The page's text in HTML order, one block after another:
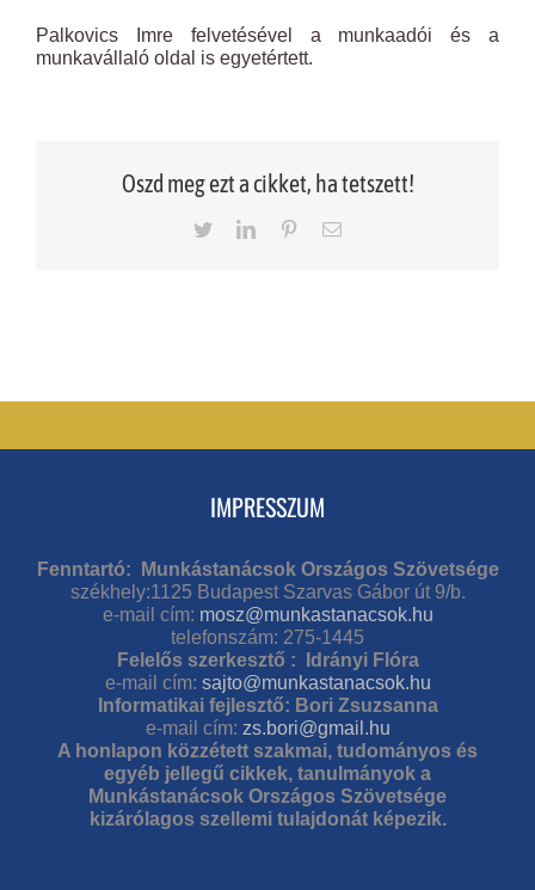
Palkovics Imre felvetésével a munkaadói és a
munkavállaló oldal is egyetértett.
Oszd meg ezt a cikket, ha tetszett!
TwitterLinkedInPinterestEmail
IMPRESSZUM
Fenntartó: Munkástanácsok Országos Szövetsége
székhely:1125 Budapest Szarvas Gábor út 9/b.
e-mail cím: mosz@munkastanacsok.hu
telefonszám: 275-1445
Felelős szerkesztő : Idrányi Flóra
e-mail cím: sajto@munkastanacsok.hu
Informatikai fejlesztő: Bori Zsuzsanna
e-mail cím: zs.bori@gmail.hu
A honlapon közzétett szakmai, tudományos és
egyéb jellegű cikkek, tanulmányok a
Munkástanácsok Országos Szövetsége
kizárólagos szellemi tulajdonát képezik.